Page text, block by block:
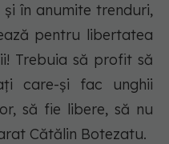
în anumite trenduri,
pentru libertatea
Trebuia să profit să
care-și fac unghii
să fie libere, să nu
Cătălin Botezatu.